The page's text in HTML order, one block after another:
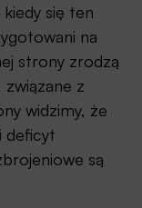
kiedy się ten
na
strony zrodzą
z
widzimy, że
deficyt
są